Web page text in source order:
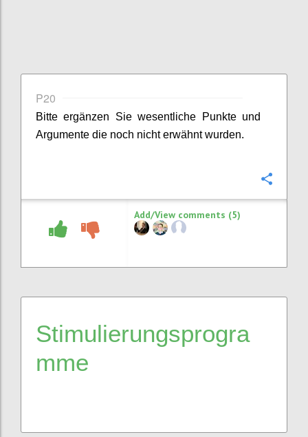
P20
Bitte ergänzen Siewesentliche Punkte und
Argumente die noch nicht erwähnt wurden.
Add/View comments (5)
Stimulierungsprogra
mme